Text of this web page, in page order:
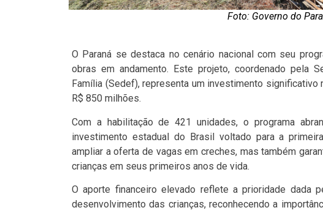
Foto: Governo do
O Paraná se destaca no cenário nacional com seu
obras em andamento. Este projeto, coordenado pela
Família (Sedef), representa um investimento
R$ 850 milhões.
Com a habilitação de 421 unidades, o programa
investimento estadual do Brasil voltado para a
ampliar a oferta de vagas em creches, mas também
crianças em seus primeiros anos de vida.
O aporte financeiro elevado reflete a prioridade dada
desenvolvimento das crianças, reconhecendo a